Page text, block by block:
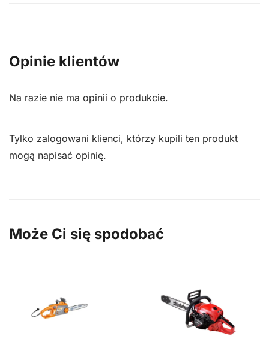
Opinie klientów
Na razie nie ma opinii o produkcie.
Tylko zalogowani klienci, którzy kupili ten produkt
mogą napisać opinię.
Może Ci się spodobać